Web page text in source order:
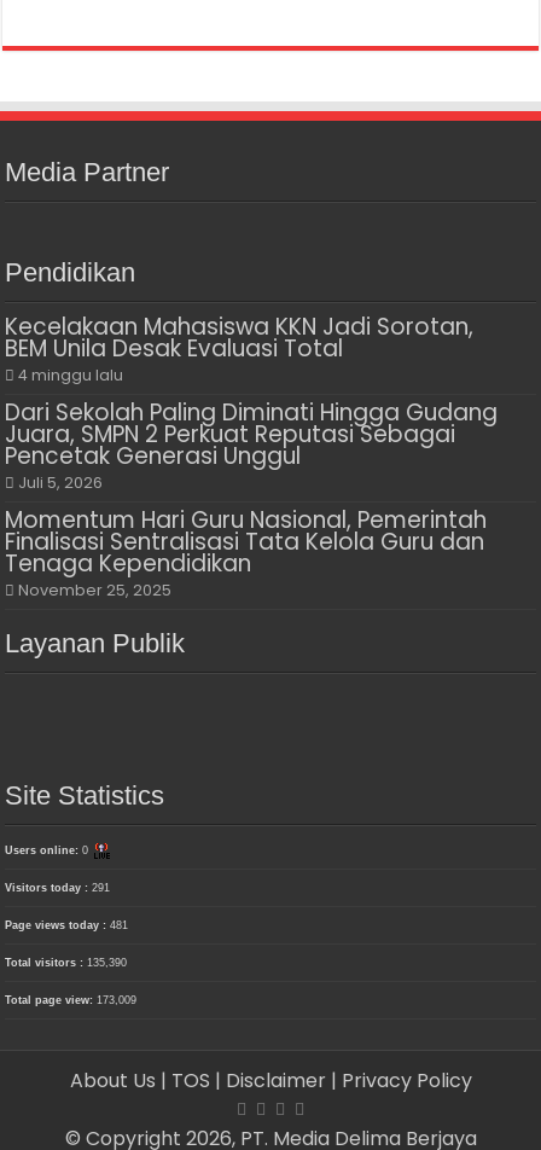
Media Partner
Pendidikan
Kecelakaan Mahasiswa KKN Jadi Sorotan,
BEM Unila Desak Evaluasi Total
4 minggu lalu
Dari Sekolah Paling Diminati Hingga Gudang
Juara, SMPN 2 Perkuat Reputasi Sebagai
Pencetak Generasi Unggul
Juli 5, 2026
Momentum Hari Guru Nasional, Pemerintah
Finalisasi Sentralisasi Tata Kelola Guru dan
Tenaga Kependidikan
November 25, 2025
Layanan Publik
Site Statistics
Users online:0
Visitors today :291
Page views today :481
Total visitors : 135,390
Total page view: 173,009
About Us | TOS | Disclaimer | Privacy Policy
© Copyright 2026, PT. Media Delima Berjaya